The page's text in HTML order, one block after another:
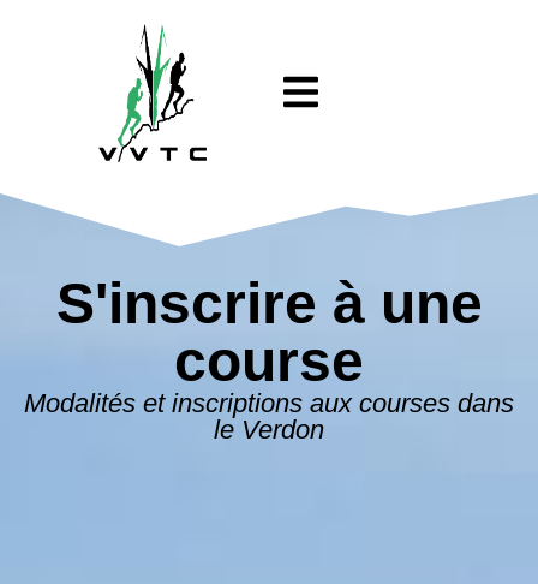
S'inscrire à une
course
Modalités et inscriptions aux courses dans
le Verdon